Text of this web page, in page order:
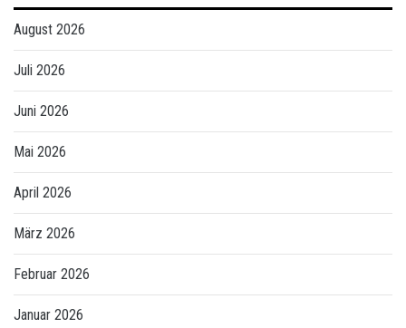
August 2026
Juli 2026
Juni 2026
Mai 2026
April 2026
März 2026
Februar 2026
Januar 2026